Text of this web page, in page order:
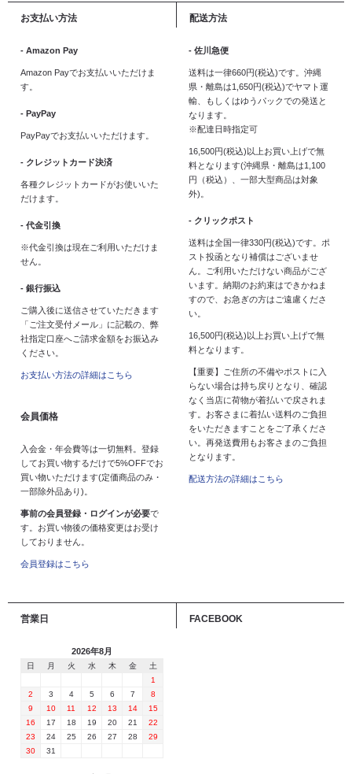
お支払い方法
- Amazon Pay
Amazon Payでお支払いいただけま
す。
- PayPay
PayPayでお支払いいただけます。
- クレジットカード決済
各種クレジットカードがお使いいた
だけます。
- 代金引換
※代金引換は現在ご利用いただけま
せん。
- 銀行振込
ご購入後に送信させていただきます
「ご注文受付メール」に記載の、弊
社指定口座へご請求金額をお振込み
ください。
お支払い方法の詳細はこちら
会員価格
入会金・年会費等は一切無料。登録
してお買い物するだけで5%OFFでお
買い物いただけます(定価商品のみ・
一部除外品あり)。
事前の会員登録・ログインが必要で
す。お買い物後の価格変更はお受け
しておりません。
会員登録はこちら
配送方法
- 佐川急便
送料は一律660円(税込)です。沖縄
県・離島は1,650円(税込)でヤマト運
輸、もしくはゆうパックでの発送と
なります。
※配達日時指定可
16,500円(税込)以上お買い上げで無
料となります(沖縄県・離島は1,100
円（税込）、一部大型商品は対象
外)。
- クリックポスト
送料は全国一律330円(税込)です。ポ
スト投函となり補償はございませ
ん。ご利用いただけない商品がござ
います。納期のお約束はできかねま
すので、お急ぎの方はご遠慮くださ
い。
16,500円(税込)以上お買い上げで無
料となります。
【重要】ご住所の不備やポストに入
らない場合は持ち戻りとなり、確認
なく当店に荷物が着払いで戻されま
す。お客さまに着払い送料のご負担
をいただきますことをご了承くださ
い。再発送費用もお客さまのご負担
となります。
配送方法の詳細はこちら
営業日
2026年8月
日 月 火 水 木 金
土
1
2
3 4 5 6 7
8
9
10 11 12 13 14
15
16
17 18 19 20 21
22
23
24 25 26 27 28
29
30
31
FACEBOOK